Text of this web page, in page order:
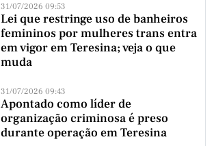
31/07/2026 09:53
Lei que restringe uso de banheiros
femininos por mulheres trans entra
em vigor em Teresina; veja o que
muda
31/07/2026 09:43
Apontado como líder de
organização criminosa é preso
durante operação em Teresina